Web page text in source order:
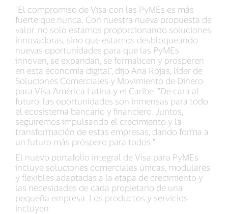
"El compromiso de Visa con las PyMEs es más
fuerte que nunca. Con nuestra nueva propuesta de
valor, no solo estamos proporcionando soluciones
innovadoras, sino que estamos desbloqueando
nuevas oportunidades para que las PyMEs
innoven, se expandan, se formalicen y prosperen
en esta economía digital”, dijo Ana Rojas, líder de
Soluciones Comerciales y Movimiento de Dinero
para Visa América Latina y el Caribe. "De cara al
futuro, las oportunidades son inmensas para todo
el ecosistema bancario y financiero. Juntos,
seguiremos impulsando el crecimiento y la
transformación de estas empresas, dando forma a
un futuro más próspero para todos."
El nuevo portafolio integral de Visa para PyMEs
incluye soluciones comerciales únicas, modulares
y flexibles adaptadas a la etapa de crecimiento y
las necesidades de cada propietario de una
pequeña empresa. Los productos y servicios
incluyen: